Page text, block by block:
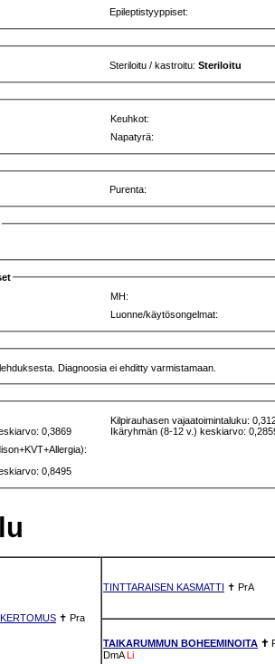
Epileptistyyppiset:
Steriloitu / kastroitu:Steriloitu
Keuhkot:
Napatyrä:
Purenta:
MH:
Luonne/käytösongelmat:
Diagnoosia ei ehditty varmistamaan.
0,3869
Kilpirauhasen vajaatoimintaluku:
Ikäryhmän (8-12 v.) keskiarvo:
0,8495
✝ Pra
TINTTARAISEN KASMATTI ✝ PrA
TAIKARUMMUN BOHEEMINOITA ✝
DmA Li